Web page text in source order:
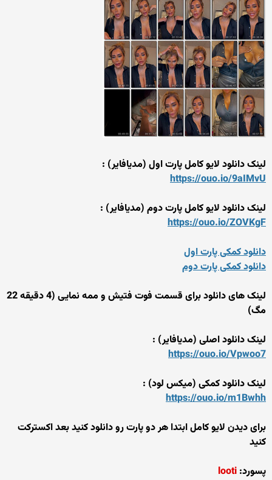
لینک دانلود لایو کامل پارت اول (مدیافایر) :
https://ouo.io/9aIMvU
لینک دانلود لایو کامل پارت دوم (مدیافایر) :
https://ouo.io/ZOVKgF
دانلود کمکی پارت اول
دانلود کمکی پارت دوم
لینک های دانلود برای قسمت فوت فتیش و ممه نمایی (4 دقیقه 22
مگ)
لینک دانلود اصلی (مدیافایر) :
https://ouo.io/Vpwoo7
لینک دانلود کمکی (میکس لود) :
https://ouo.io/m1Bwhh
برای دیدن لایو کامل ابتدا هر دو پارت رو دانلود کنید بعد اکسترکت
کنید
پسورد: looti